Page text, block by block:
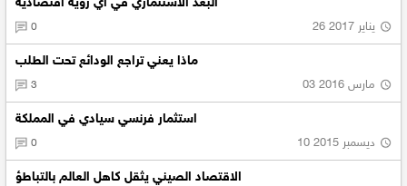
البعد الاستثماري في أي رؤية اقتصادية
26 يناير 2017 0
ماذا يعني تراجع الودائع تحت الطلب
03 مارس 2016 3
استثمار فرنسي سيادي في المملكة
10 ديسمبر 2015 0
الاقتصاد الصيني يثقل كاهل العالم بالتباطؤ